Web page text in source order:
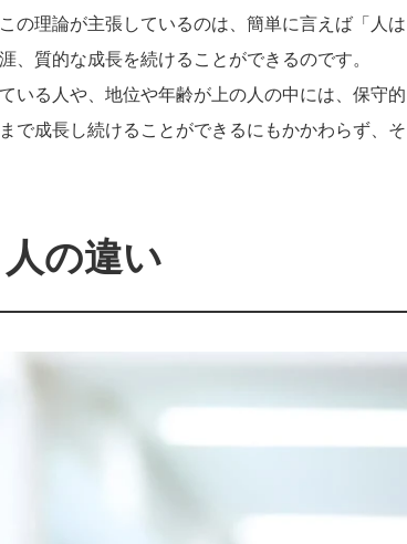
の理論が主張しているのは、簡単に言えば「人は
、質的な成長を続けることができるのです。
いる人や、地位や年齢が上の人の中には、保守的
で成長し続けることができるにもかかわらず、そ
の違い